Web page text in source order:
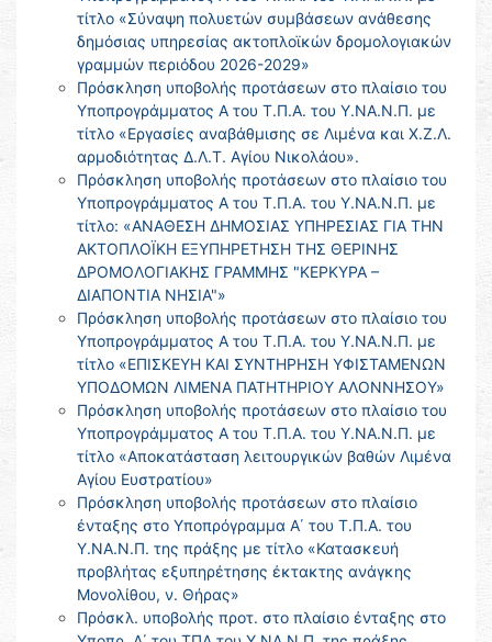
τίτλο «Σύναψη πολυετών συμβάσεων ανάθεσης
δημόσιας υπηρεσίας ακτοπλοϊκών δρομολογιακών
γραμμών περιόδου 2026-2029»
Πρόσκληση υποβολής προτάσεων στο πλαίσιο του
Υποπρογράμματος Α του Τ.Π.Α. του Υ.ΝΑ.Ν.Π. με
τίτλο «Εργασίες αναβάθμισης σε Λιμένα και Χ.Ζ.Λ.
αρμοδιότητας Δ.Λ.Τ. Αγίου Νικολάου».
Πρόσκληση υποβολής προτάσεων στο πλαίσιο του
Υποπρογράμματος Α του Τ.Π.Α. του Υ.ΝΑ.Ν.Π. με
τίτλο: «ΑΝΑΘΕΣΗ ΔΗΜΟΣΙΑΣ ΥΠΗΡΕΣΙΑΣ ΓΙΑ ΤΗΝ
ΑΚΤΟΠΛΟΪΚΗ ΕΞΥΠΗΡΕΤΗΣΗ ΤΗΣ ΘΕΡΙΝΗΣ
ΔΡΟΜΟΛΟΓΙΑΚΗΣ ΓΡΑΜΜΗΣ "ΚΕΡΚΥΡΑ –
ΔΙΑΠΟΝΤΙΑ ΝΗΣΙΑ"»
Πρόσκληση υποβολής προτάσεων στο πλαίσιο του
Υποπρογράμματος Α του Τ.Π.Α. του Υ.ΝΑ.Ν.Π. με
τίτλο «ΕΠΙΣΚΕΥΗ ΚΑΙ ΣΥΝΤΗΡΗΣΗ ΥΦΙΣΤΑΜΕΝΩΝ
ΥΠΟΔΟΜΩΝ ΛΙΜΕΝΑ ΠΑΤΗΤΗΡΙΟΥ ΑΛΟΝΝΗΣΟΥ»
Πρόσκληση υποβολής προτάσεων στο πλαίσιο του
Υποπρογράμματος Α του Τ.Π.Α. του Υ.ΝΑ.Ν.Π. με
τίτλο «Αποκατάσταση λειτουργικών βαθών Λιμένα
Αγίου Ευστρατίου»
Πρόσκληση υποβολής προτάσεων στο πλαίσιο
ένταξης στο Υποπρόγραμμα Α΄ του Τ.Π.Α. του
Υ.ΝΑ.Ν.Π. της πράξης με τίτλο «Κατασκευή
προβλήτας εξυπηρέτησης έκτακτης ανάγκης
Μονολίθου, ν. Θήρας»
Πρόσκλ. υποβολής προτ. στο πλαίσιο ένταξης στο